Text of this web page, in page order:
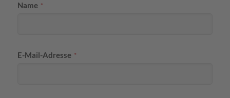
Name *
E-Mail-Adresse *